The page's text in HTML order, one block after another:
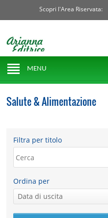
Scopri l'Area Riservata:
MENU
Salute & Alimentazione
Filtra per titolo
Ordina per